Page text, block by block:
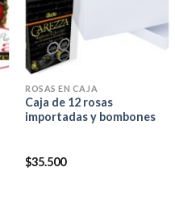
+
ROSAS EN CAJA
Caja de 12 rosas
importadas y bombones
$35.500